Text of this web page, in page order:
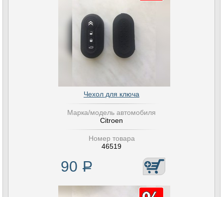
Чехол для ключа
Марка/модель автомобиля
Citroen
Номер товара
46519
90 Р